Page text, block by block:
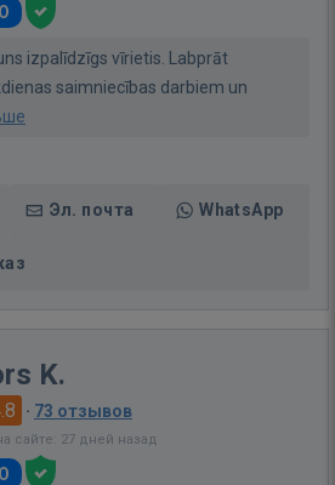
izpalīdzīgs vīrietis. Labprāt
saimniecības darbiem un
Эл. почта WhatsApp
K.
· 73 отзывов
сайте: 27 дней назад